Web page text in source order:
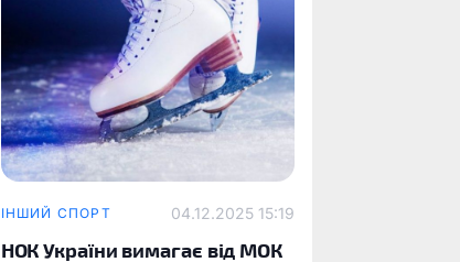
для впевненого тріумфу.
ІНШИЙ СПОРТ 04.12.2025 15:19
НОК України вимагає від МОК